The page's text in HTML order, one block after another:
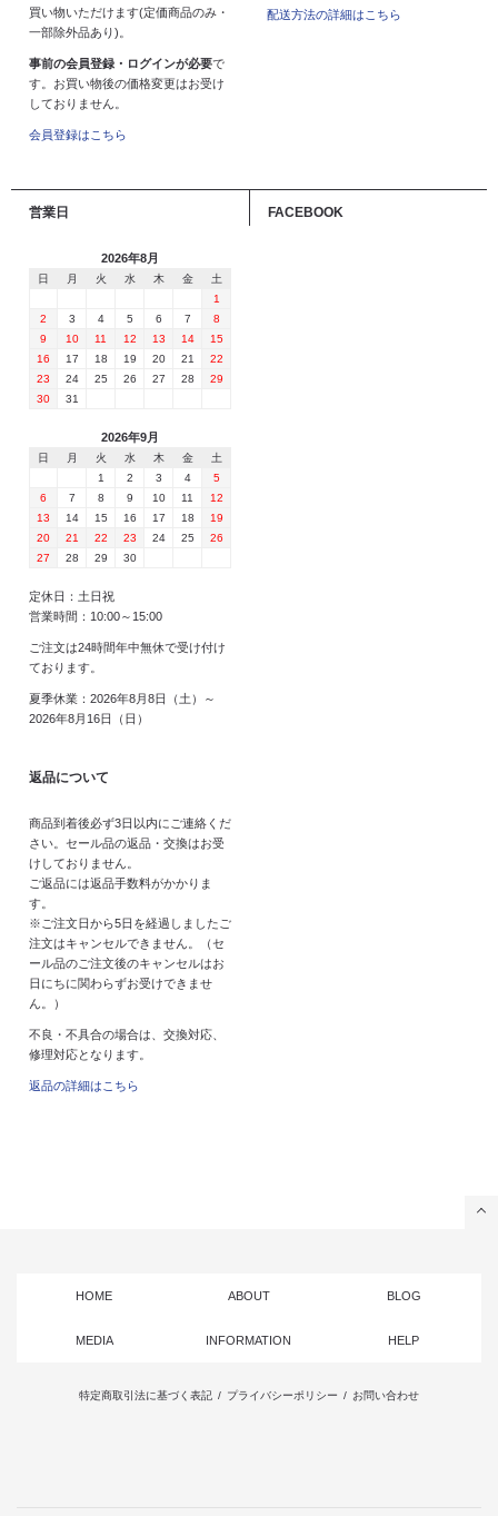
買い物いただけます(定価商品のみ・
一部除外品あり)。
事前の会員登録・ログインが必要で
す。お買い物後の価格変更はお受け
しておりません。
会員登録はこちら
配送方法の詳細はこちら
営業日
2026年8月
日 月 火 水 木 金
土
1
2
3 4 5 6 7
8
9
10 11 12 13 14
15
16
17 18 19 20 21
22
23
24 25 26 27 28
29
30
31
2026年9月
日 月 火 水 木 金
土
1
2 3 4
5
6
7 8 9 10 11
12
13
14 15 16 17 18
19
20
21 22 23 24 25
26
27
28 29 30
定休日：土日祝
営業時間：10:00～15:00
ご注文は24時間年中無休で受け付け
ております。
夏季休業：2026年8月8日（土）～
2026年8月16日（日）
返品について
商品到着後必ず3日以内にご連絡くだ
さい。セール品の返品・交換はお受
けしておりません。
ご返品には返品手数料がかかりま
す。
※ご注文日から5日を経過しましたご
注文はキャンセルできません。（セ
ール品のご注文後のキャンセルはお
日にちに関わらずお受けできませ
ん。）
不良・不具合の場合は、交換対応、
修理対応となります。
返品の詳細はこちら
FACEBOOK
HOME ABOUT BLOG
MEDIA INFORMATION HELP
特定商取引法に基づく表記 / プライバシーポリシー / お問い合わせ